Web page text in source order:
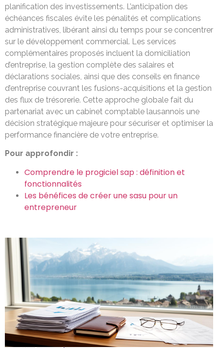
planification des investissements. L’anticipation des
échéances fiscales évite les pénalités et complications
administratives, libérant ainsi du temps pour se concentrer
sur le développement commercial. Les services
complémentaires proposés incluent la domiciliation
d’entreprise, la gestion complète des salaires et
déclarations sociales, ainsi que des conseils en finance
d’entreprise couvrant les fusions-acquisitions et la gestion
des flux de trésorerie. Cette approche globale fait du
partenariat avec un cabinet comptable lausannois une
décision stratégique majeure pour sécuriser et optimiser la
performance financière de votre entreprise.
Pour approfondir :
Comprendre le progiciel sap : définition et
fonctionnalités
Les bénéfices de créer une sasu pour un
entrepreneur